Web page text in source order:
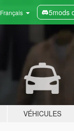
Français 5mods
VÉHICULES